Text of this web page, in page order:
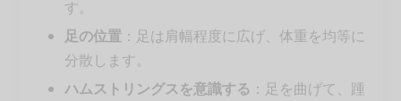
す。
足の位置：足は肩幅程度に広げ、体重を均等に
分散します。
ハムストリングスを意識する ：足を曲げて、踵